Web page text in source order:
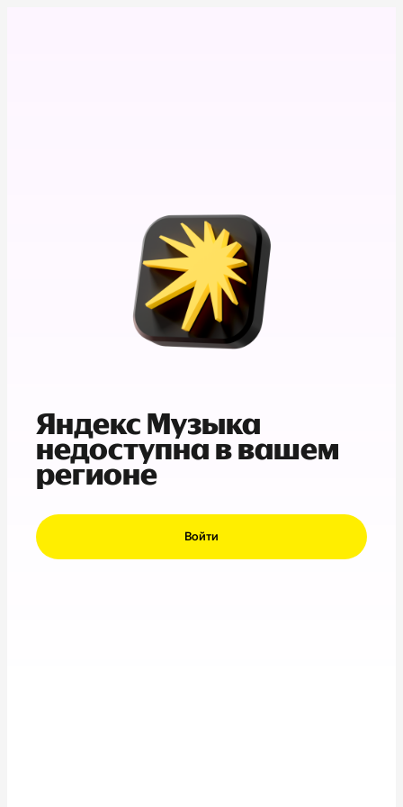
Яндекс Музыка
недоступна в вашем
регионе
Войти